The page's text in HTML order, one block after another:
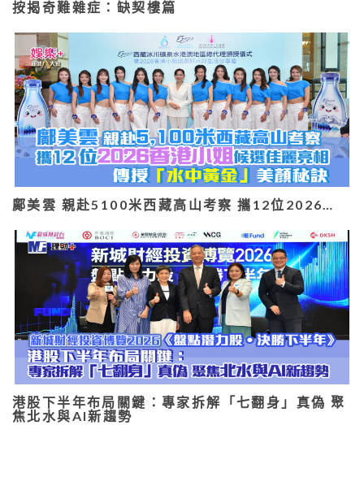
按揭奇難雜症：缺契樓篇
鄺美雲 親赴5100米西藏高山考察 攜12位2026…
港股下半年布局關鍵：專家拆解「七翻身」真偽 聚
焦北水與AI新趨勢